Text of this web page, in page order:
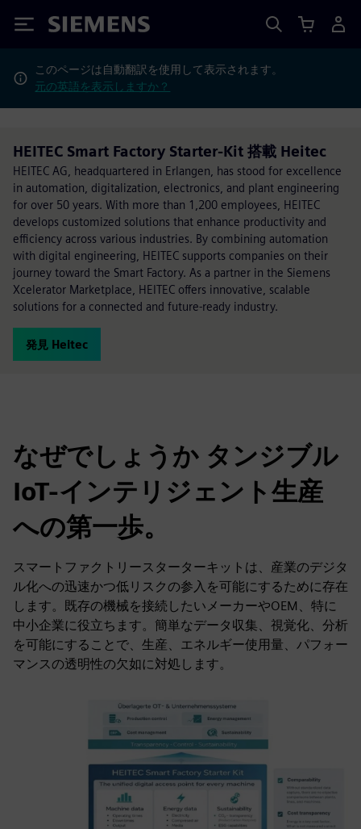
Siemens
このページは自動翻訳を使用して表示されます。
元の英語を表示しますか？
HEITEC Smart Factory Starter-Kit 搭載 Heitec
HEITEC AG, headquartered in Erlangen, has stood for excellence
in automation, digitalization, electronics, and plant engineering
for over 50 years. With more than 1,200 employees, HEITEC
develops customized solutions that enhance productivity and
efficiency across various industries. By combining automation
with digital engineering, HEITEC supports companies on their
journey toward the Smart Factory. As a partner in the Siemens
Xcelerator Marketplace, HEITEC offers innovative, scalable
solutions for a connected and future-ready industry.
発見 Heitec
なぜでしょうか タンジブル
IoT-インテリジェント生産
への第一歩。
スマートファクトリースターターキットは、産業のデジタ
ル化への迅速かつ低リスクの参入を可能にするために存在
します。既存の機械を接続したいメーカーやOEM、特に
中小企業に役立ちます。簡単なデータ収集、視覚化、分析
を可能にすることで、生産、エネルギー使用量、パフォー
マンスの透明性の欠如に対処します。